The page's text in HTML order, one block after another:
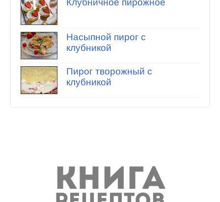
Клубничное пирожное
Насыпной пирог с
клубникой
Пирог творожный с
клубникой